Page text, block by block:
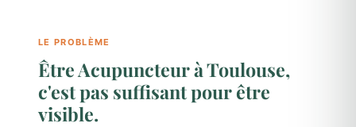
LE PROBLÈME
Être Acupuncteur à Toulouse,
c'est pas suffisant pour être
visible.